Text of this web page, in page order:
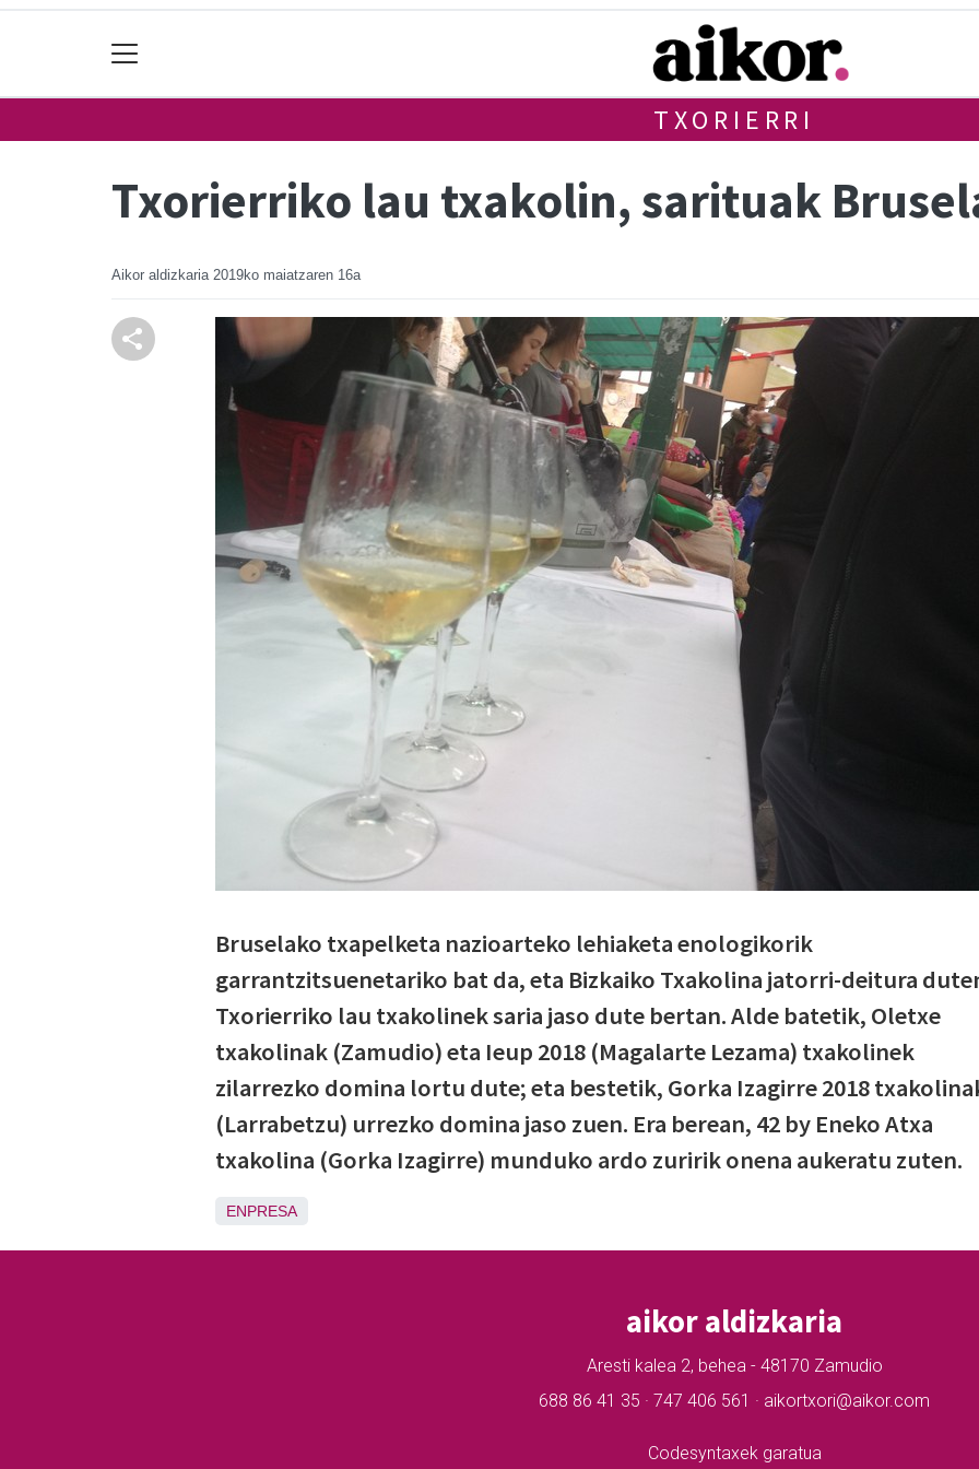
TXORIERRI
Txorierriko lau txakolin, sarituak
Aikor aldizkaria 2019ko maiatzaren 16a
Bruselako txapelketa nazioarteko lehiaketa enologikorik
garrantzitsuenetariko bat da, eta Bizkaiko Txakolina jatorri-deitura
Txorierriko lau txakolinek saria jaso dute bertan. Alde batetik, Oletxe
txakolinak (Zamudio) eta Ieup 2018 (Magalarte Lezama) txakolinek
zilarrezko domina lortu dute; eta bestetik, Gorka Izagirre 2018
(Larrabetzu) urrezko domina jaso zuen. Era berean, 42 by Eneko Atxa
txakolina (Gorka Izagirre) munduko ardo zuririk onena aukeratu zuten.
ENPRESA
aikor aldizkaria
Aresti kalea 2, behea - 48170 Zamudio
688 86 41 35 · 747 406 561 · aikortxori@aikor.com
Codesyntaxek garatua